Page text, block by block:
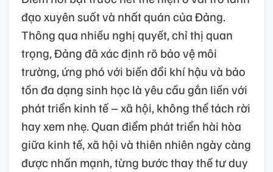
đạo xuyên suốt và nhất quán của Đảng.
Thông qua nhiều nghị quyết, chỉ thị quan
trọng, Đảng đã xác định rõ bảo vệ môi
trường, ứng phó với biến đổi khí hậu và bảo
tồn đa dạng sinh học là yêu cầu gắn liền với
phát triển kinh tế – xã hội, không thể tách rời
hay xem nhẹ. Quan điểm phát triển hài hòa
giữa kinh tế, xã hội và thiên nhiên ngày càng
được nhấn mạnh, từng bước thay thế tư duy